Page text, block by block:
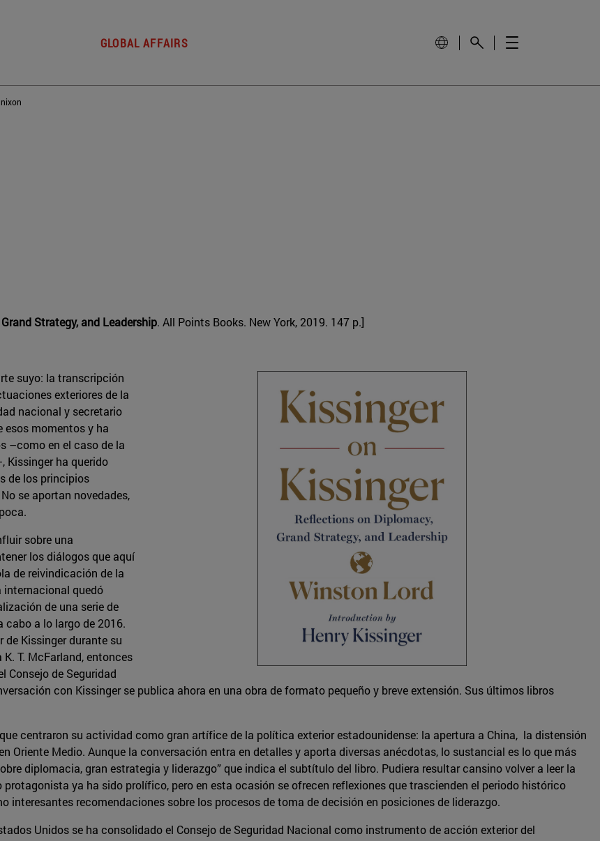
GLOBAL AFFAIRS
nixon
Strategy, and Leadership. All Points Books. New York, 2019. 147 p.]
suyo: la transcripción
exteriores de la
nacional y secretario
esos momentos y ha
–como en el caso de la
Kissinger ha querido
de los principios
se aportan novedades,
sobre una
los diálogos que aquí
de reivindicación de la
internacional quedó
de una serie de
cabo a lo largo de 2016.
Kissinger durante su
T. McFarland, entonces
Consejo de Seguridad
con Kissinger se publica ahora en una obra de formato pequeño y breve extensión. Sus últimos libros
centraron su actividad como gran artífice de la política exterior estadounidense: la apertura a China, la distensión
Oriente Medio. Aunque la conversación entra en detalles y aporta diversas anécdotas, lo sustancial es lo que más
diplomacia, gran estrategia y liderazgo” que indica el subtítulo del libro. Pudiera resultar cansino volver a leer la
ya ha sido prolífico, pero en esta ocasión se ofrecen reflexiones que trascienden el periodo histórico
interesantes recomendaciones sobre los procesos de toma de decisión en posiciones de liderazgo.
Unidos se ha consolidado el Consejo de Seguridad Nacional como instrumento de acción exterior del